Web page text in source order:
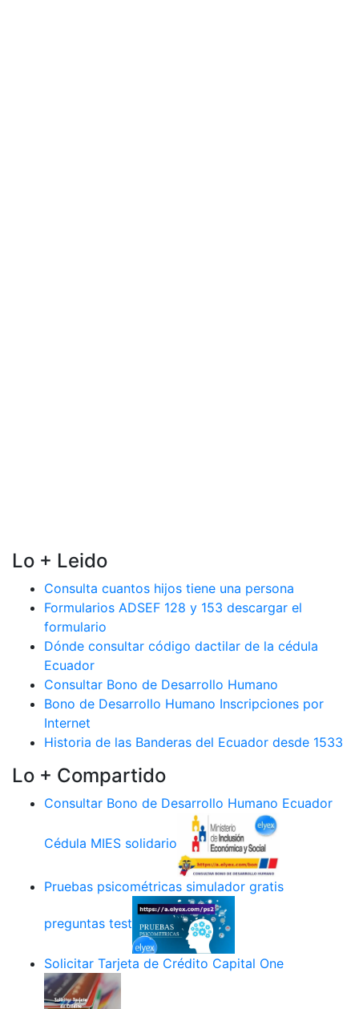
Lo + Leido
Consulta cuantos hijos tiene una persona
Formularios ADSEF 128 y 153 descargar el
formulario
Dónde consultar código dactilar de la cédula
Ecuador
Consultar Bono de Desarrollo Humano
Bono de Desarrollo Humano Inscripciones por
Internet
Historia de las Banderas del Ecuador desde 1533
Lo + Compartido
Consultar Bono de Desarrollo Humano Ecuador
Cédula MIES solidario
Pruebas psicométricas simulador gratis
preguntas test
Solicitar Tarjeta de Crédito Capital One